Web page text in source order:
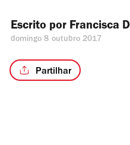
Escrito por Francisca
domingo 8 outubro 2017
Partilhar